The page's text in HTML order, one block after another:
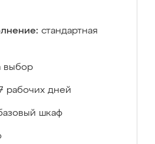
стандартная
выбор
рабочих дней
шкаф